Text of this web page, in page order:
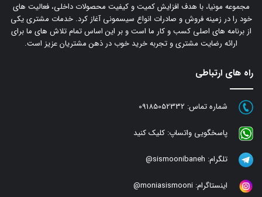
مجموعه مونیا، با هدف افزایش کمیت و کیفیت محصولات داخلی، فعالیت های
خود را در زمینه فروش و صادرات انواع سیسمونی آغاز کرد. خدمات مشتری یکی
از برنامه های اصلی کسب و کار ما است و بر این اساس تمام تلاش های ما برای
ارائه رضایت مشتری و تجربه خرید خوب در ذهن مشتریان عزیز است.
راه های ارتباطی
شماره تماس: 09185052332
پاسخگویی واتساپ: کلیک کنید
تلگرام: sismoonibaneh@
اینستاگرام: moniasismooni@